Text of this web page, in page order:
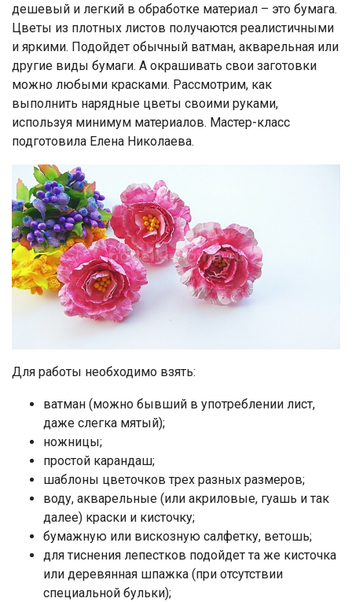
дешевый и легкий в обработке материал – это бумага.
Цветы из плотных листов получаются реалистичными
и яркими. Подойдет обычный ватман, акварельная или
другие виды бумаги. А окрашивать свои заготовки
можно любыми красками. Рассмотрим, как
выполнить нарядные цветы своими руками,
используя минимум материалов. Мастер-класс
подготовила Елена Николаева.
Для работы необходимо взять:
ватман (можно бывший в употреблении лист,
даже слегка мятый);
ножницы;
простой карандаш;
шаблоны цветочков трех разных размеров;
воду, акварельные (или акриловые, гуашь и так
далее) краски и кисточку;
бумажную или вискозную салфетку, ветошь;
для тиснения лепестков подойдет та же кисточка
или деревянная шпажка (при отсутствии
специальной бульки);